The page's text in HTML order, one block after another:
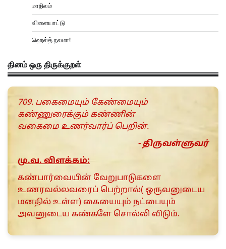
மாநிலம்
விளையாட்டு
ஹெல்த் நலமா!
தினம் ஒரு திருக்குறள்
709. பகைமையும் கேண்மையும்
கண்ணுரைக்கும் கண்ணின்
வகைமை உணர்வார்ப் பெறின்.
- திருவள்ளுவர்
மு.வ. விளக்கம்:
கண்பார்வையின் வேறுபாடுகளை
உணரவல்லவரைப் பெற்றால்( ஒருவனுடைய
மனதில் உள்ள) கையையும் நட்பையும்
அவனுடைய கண்களே சொல்லி விடும்.